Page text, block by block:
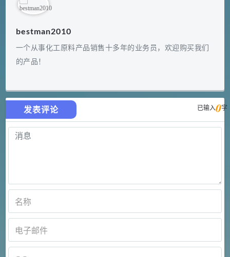
bestman2010
一个从事化工原料产品销售十多年的业务员，欢迎购买我们
的产品！
发表评论 已输入0字